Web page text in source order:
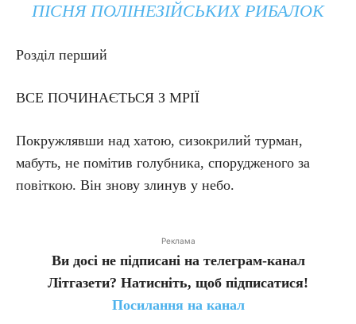
ПІСНЯ ПОЛІНЕЗІЙСЬКИХ РИБАЛОК
Розділ перший
ВСЕ ПОЧИНАЄТЬСЯ З МРІЇ
Покружлявши над хатою, сизокрилий турман,
мабуть, не помітив голубника, спорудженого за
повіткою. Він знову злинув у небо.
Реклама
Ви досі не підписані на телеграм-канал
Літгазети? Натисніть, щоб підписатися!
Посилання на канал